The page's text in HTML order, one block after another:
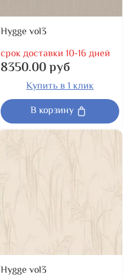
Hygge vol3
срок доставки 10-16 дней
8350.00 руб
Купить в 1 клик
В корзину
Hygge vol3